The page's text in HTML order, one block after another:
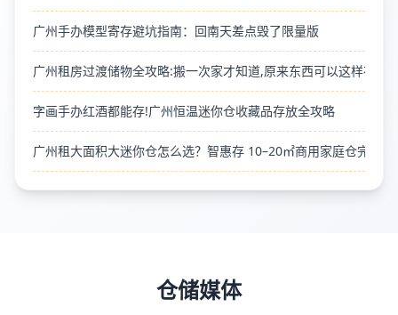
广州手办模型寄存避坑指南：回南天差点毁了限量版
广州租房过渡储物全攻略:搬一次家才知道,原来东西可以这样存
字画手办红酒都能存!广州恒温迷你仓收藏品存放全攻略
广州租大面积大迷你仓怎么选？智惠存 10–20㎡商用家庭仓完整筛
仓储媒体